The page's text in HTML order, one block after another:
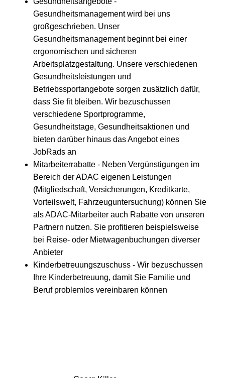
Gesundheitsmanagement wird bei uns
großgeschrieben. Unser
Gesundheitsmanagement beginnt bei einer
ergonomischen und sicheren
Arbeitsplatzgestaltung. Unsere verschiedenen
Gesundheitsleistungen und
Betriebssportangebote sorgen zusätzlich dafür,
dass Sie fit bleiben. Wir bezuschussen
verschiedene Sportprogramme,
Gesundheitstage, Gesundheitsaktionen und
bieten darüber hinaus das Angebot eines
JobRads an
Mitarbeiterrabatte - Neben Vergünstigungen im
Bereich der ADAC eigenen Leistungen
(Mitgliedschaft, Versicherungen, Kreditkarte,
Vorteilswelt, Fahrzeuguntersuchung) können Sie
als ADAC-Mitarbeiter auch Rabatte von unseren
Partnern nutzen. Sie profitieren beispielsweise
bei Reise- oder Mietwagenbuchungen diverser
Anbieter
Kinderbetreuungszuschuss - Wir bezuschussen
Ihre Kinderbetreuung, damit Sie Familie und
Beruf problemlos vereinbaren können